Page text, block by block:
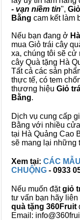
- vạn niềm tin",
Bằng cam kết làm
Nếu bạn đang ở
mua Giỏ trái cây
xa, chúng tôi sẽ
cây Quà tặng Hà
Tất cả các sản
thực tế, có tem
thương hiệu Giỏ
Bằng.
Dịch vụ cung cấp
Bằng với nhiều
tại Hà Quảng Cao
sẽ mang lại những
Xem tại: CÁC
CHUỘNG - 0933
Nếu muốn đặtgiỏ
tư vấn bạn hãy liên
quà tặng 360Fruit
Email: